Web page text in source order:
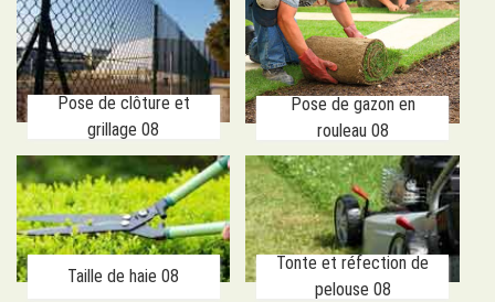
Pose de clôture et
grillage 08
Pose de gazon en
rouleau 08
Taille de haie 08
Tonte et réfection de
pelouse 08